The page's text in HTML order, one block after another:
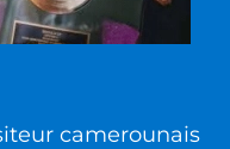
camerounais